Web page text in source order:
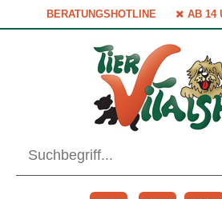
BERATUNGSHOTLINE AB 14